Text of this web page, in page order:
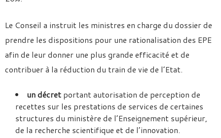
Le Conseil a instruit les ministres en charge du dossier de
prendre les dispositions pour une rationalisation des EPE
afin de leur donner une plus grande efficacité et de
contribuer à la réduction du train de vie de l’Etat.
un décret portant autorisation de perception de
recettes sur les prestations de services de certaines
structures du ministère de l’Enseignement supérieur,
de la recherche scientifique et de l’innovation.